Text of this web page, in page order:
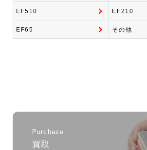
EF510 EF210
EF65 その他
Purchase
買取